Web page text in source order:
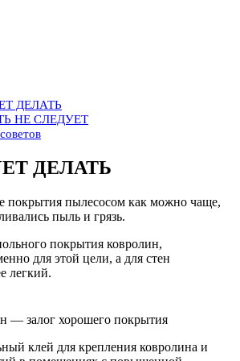
ДЕЛАТЬ
НЕ СЛЕДУЕТ
ДЕЛАТЬ
покрытия пылесосом как можно чаще,
пыль и грязь.
покрытия ковролин,
для этой цели, а для стен
легкий.
клей для крепления ковролина и